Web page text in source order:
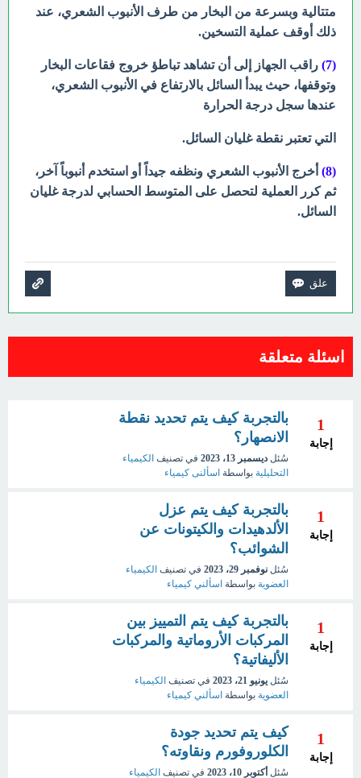
متتالية وبسرعة من البخار من طرف الأنبوب الشعري، عند
ذلك أوقف عملية التسخين.
(7)
راقب الجهاز إلى أن تشاهد تباطؤ خروج فقاعات البخار
وتوقفها، حيث يبدأ السائل بالارتفاع في الأنبوب الشعري،
عندها سجل درجة الحرارة
التي تعتبر نقطة غليان السائل.
(8)
أخرج الأنبوب الشعري ونظفه جيداً أو استخدم أنبوباً آخر،
ثم كرر
العملية لتحصل على المتوسط الحسابي لدرجة غليان
السائل.
اسئلة متعلقة
1
إجابة
بالتجربة كيف يتم تحديد نقطة
الانصهار؟
سُئل ديسمبر 13، 2023 في تصنيف الكيمياء
التحليلية بواسطة اسألنى كيمياء
1
إجابة
بالتجربة كيف يتم عزل
الألدهيدات والكيتونات عن
الشوائب؟
سُئل نوفمبر 29، 2023 في تصنيف الكيمياء
العضوية بواسطة اسألني كيمياء
1
إجابة
بالتجربة كيف يتم التمييز بين
المركبات الأروماتية والمركبات
الأليفاتية؟
سُئل يونيو 21، 2023 في تصنيف الكيمياء
العضوية بواسطة اسألني كيمياء
1
إجابة
كيف يتم تحديد جودة
الكلوروفورم ونقاوته؟
سُئل أكتوبر 10، 2023 في تصنيف الكيمياء